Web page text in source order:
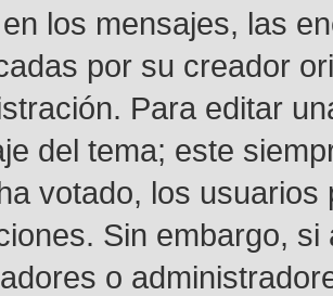
los mensajes, las
por su creador
Para editar
del tema; este
votado, los
Sin embargo,
o